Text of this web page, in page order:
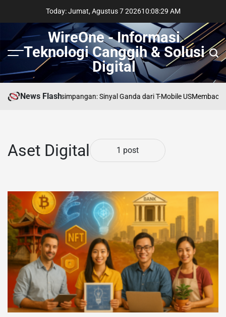
content
Today: Jumat, Agustus 7 202610:08:29 AM
Menu
WireOne - Informasi
Teknologi Canggih & Solusi
Digital
News Flash
Telekom di Persimpangan: Sinyal Ganda dari T-Mobile USMembaca
Aset Digital 1 post